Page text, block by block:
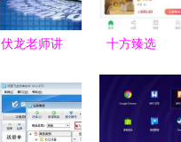
伏龙老师讲
工程专业深
度解读
十方臻选
下载指南
安全获取软